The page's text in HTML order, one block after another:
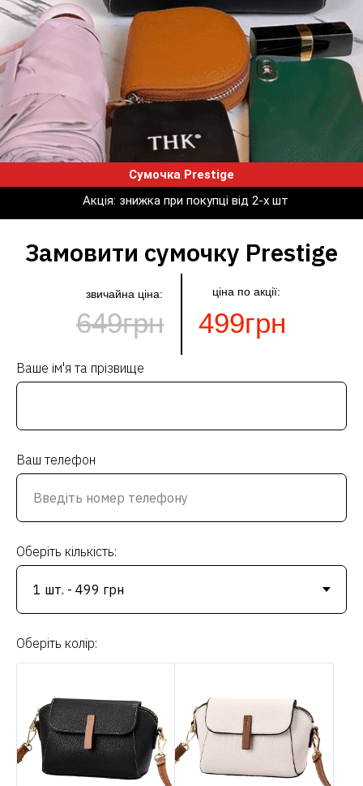
Сумочка Prestige
Акція: знижка при покупці від 2-х шт
Замовити сумочку Prestige
звичайна ціна:
649грн 499грн
ціна по акції:
Ваше ім'я та прізвище
Ваш телефон
Оберіть кількість:
Оберіть колір: